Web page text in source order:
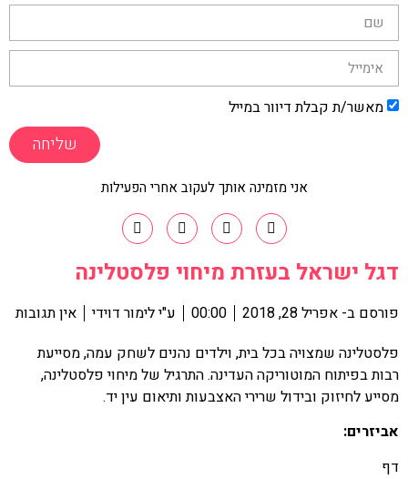
מאשר/ת קבלת דיוור במייל
שליחה
אני מזמינה אותך לעקוב אחרי הפעילות
דגל ישראל בעזרת מיחוי פלסטלינה
פורסם ב- אפריל 28, 2018 00:00 ע"ילימור דוידי
אין תגובות
פלסטלינה שמצויה בכל בית, וילדים נהנים לשחק עמה, מסייעת
רבות בפיתוח המוטוריקה העדינה. התרגיל של מיחוי פלסטלינה,
מסייע לחיזוק ובידול שרירי האצבעות ותיאום עין יד.
אביזרים:
דף